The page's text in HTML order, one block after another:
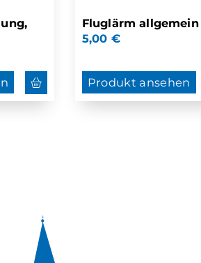
Fluglärm allgemein
5,00 €
Produkt ansehen